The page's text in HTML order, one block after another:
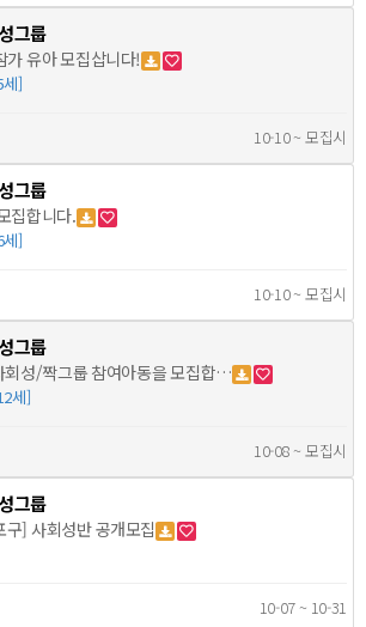
그룹
가 유아 모집삽니다!
]
10-10 ~ 모집시
그룹
집합니다.
]
10-10 ~ 모집시
그룹
회성/짝그룹 참여아동을 모집합…
세]
10-08 ~ 모집시
그룹
] 사회성반 공개모집
10-07 ~ 10-31